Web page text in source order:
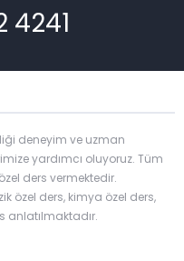
4241
deneyim ve uzman
yardımcı oluyoruz. Tüm
ders vermektedir.
özel ders, kimya özel ders,
anlatılmaktadır.